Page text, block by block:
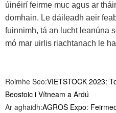
úinéirí feirme muc agus ar
domhain. Le dáileadh aeir
fuinnimh, tá an lucht leanúna
mó mar uirlis riachtanach le
Roimhe Seo:VIETSTOCK 2023:
Beostoic i Vítneam a Ardú
Ar aghaidh:AGROS Expo: